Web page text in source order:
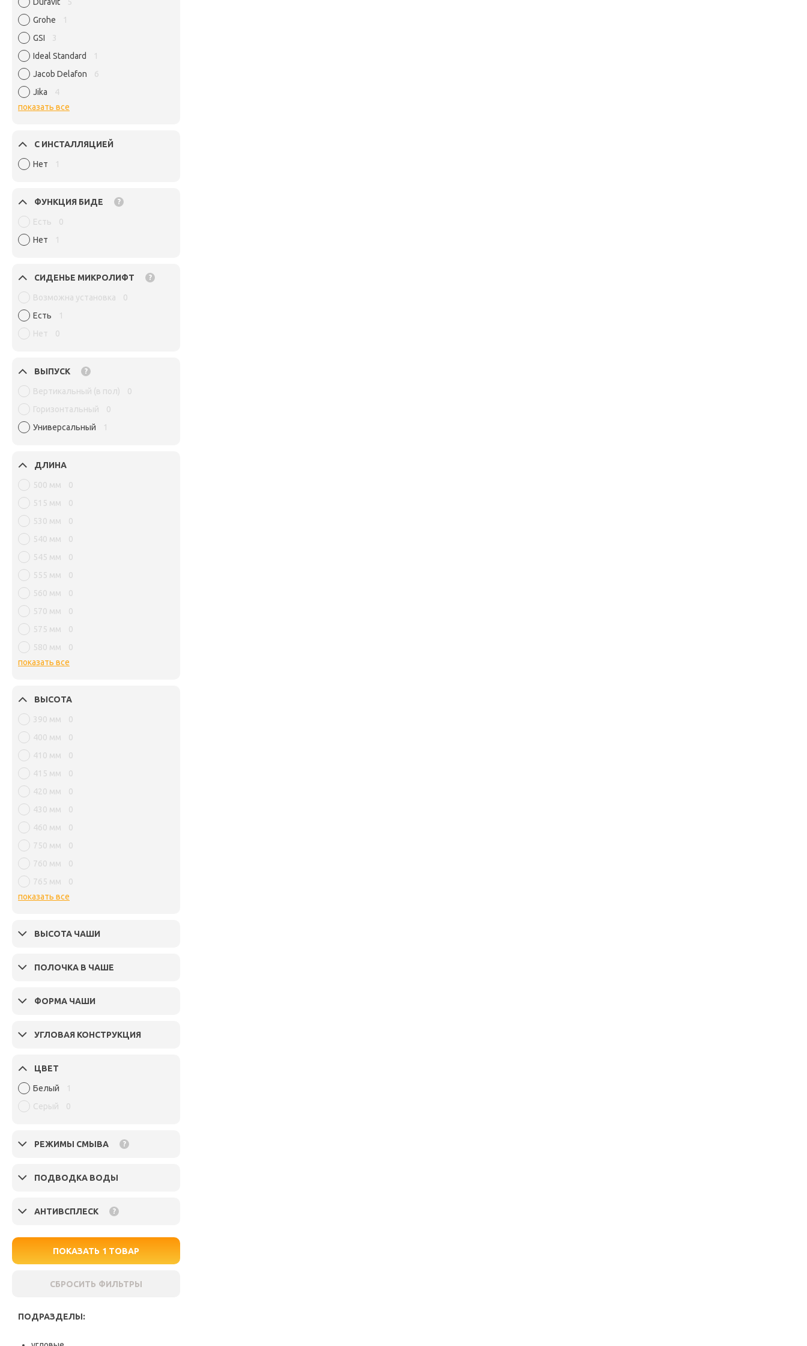
Grohe
1
GSI
3
Ideal Standard
1
Jacob Delafon
6
Jika
4
показать все
С ИНСТАЛЛЯЦИЕЙ
Нет 1
ФУНКЦИЯ БИДЕ ?
Есть
0
Нет
1
СИДЕНЬЕ МИКРОЛИФТ ?
Возможна установка
0
Есть
1
Нет
0
ВЫПУСК ?
Вертикальный (в пол)
0
Горизонтальный
0
Универсальный
1
ДЛИНА
500 мм
0
515 мм
0
530 мм
0
540 мм
0
545 мм
0
555 мм
0
560 мм
0
570 мм
0
575 мм
0
580 мм
0
показать все
ВЫСОТА
390 мм
0
400 мм
0
410 мм
0
415 мм
0
420 мм
0
430 мм
0
460 мм
0
750 мм
0
760 мм
0
765 мм
0
показать все
ВЫСОТА ЧАШИ
ПОЛОЧКА В ЧАШЕ
ФОРМА ЧАШИ
УГЛОВАЯ КОНСТРУКЦИЯ
ЦВЕТ
Белый
1
Серый
0
РЕЖИМЫ СМЫВА ?
ПОДВОДКА ВОДЫ
АНТИВСПЛЕСК ?
ПОКАЗАТЬ 1 ТОВАР
СБРОСИТЬ ФИЛЬТРЫ
ПОДРАЗДЕЛЫ: